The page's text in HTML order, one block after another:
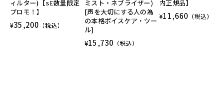
ィルター)【sE数量限定
プロモ！】
¥35,200 （税込）
ミスト・ネブライザー)
[声を大切にする人の為
の本格ボイスケア・ツー
ル]
¥15,730 （税込）
内正規品】
¥11,660 （税込）